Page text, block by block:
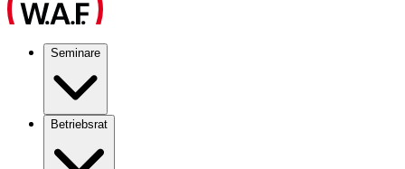
Seminare
Betriebsrat